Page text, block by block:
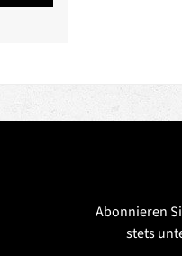
Abonnieren
stets